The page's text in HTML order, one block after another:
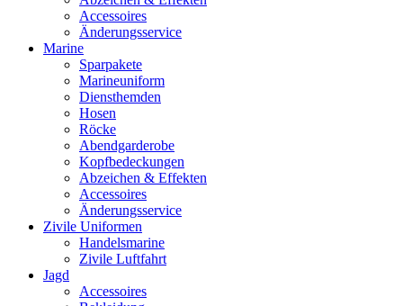
Accessoires
Änderungsservice
Marine
Sparpakete
Marineuniform
Diensthemden
Hosen
Röcke
Abendgarderobe
Kopfbedeckungen
Abzeichen & Effekten
Accessoires
Änderungsservice
Zivile Uniformen
Handelsmarine
Zivile Luftfahrt
Jagd
Accessoires